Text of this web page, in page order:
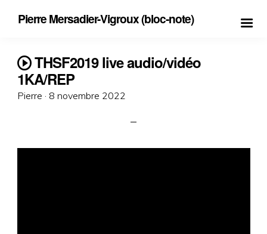
Pierre Mersadier-Vigroux (bloc-note)
THSF2019 live audio/vidéo
1KA/REP
Pierre · Posted
8 novembre 2022